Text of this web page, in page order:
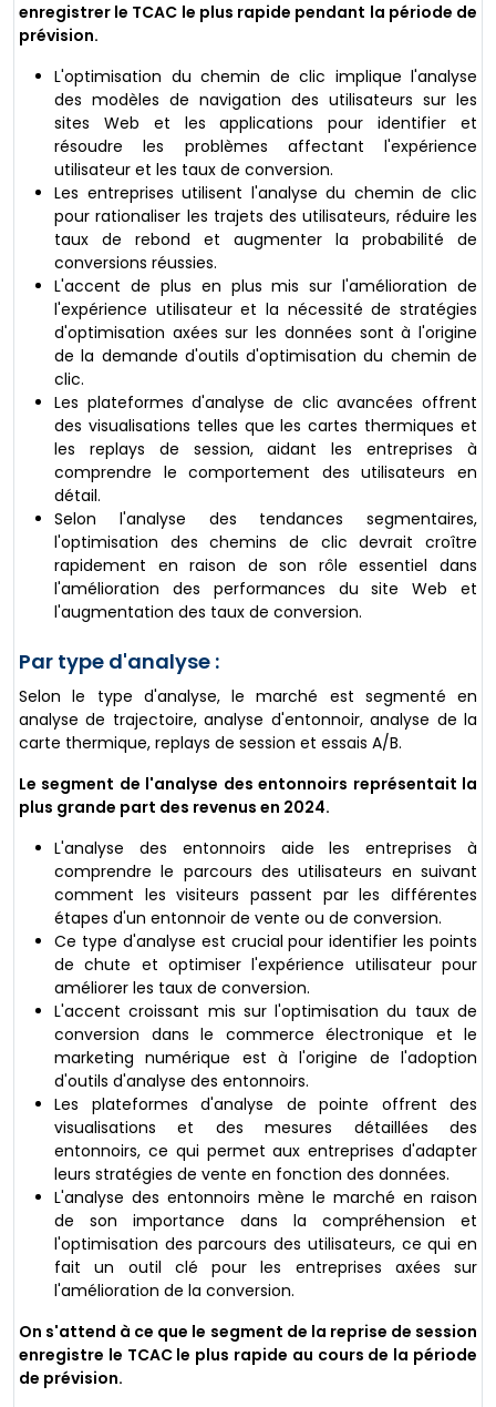
enregistrer le TCAC le plus rapide pendant la période de
prévision.
L'optimisation du chemin de clic implique l'analyse
des modèles de navigation des utilisateurs sur les
sites Web et les applications pour identifier et
résoudre les problèmes affectant l'expérience
utilisateur et les taux de conversion.
Les entreprises utilisent l'analyse du chemin de clic
pour rationaliser les trajets des utilisateurs, réduire les
taux de rebond et augmenter la probabilité de
conversions réussies.
L'accent de plus en plus mis sur l'amélioration de
l'expérience utilisateur et la nécessité de stratégies
d'optimisation axées sur les données sont à l'origine
de la demande d'outils d'optimisation du chemin de
clic.
Les plateformes d'analyse de clic avancées offrent
des visualisations telles que les cartes thermiques et
les replays de session, aidant les entreprises à
comprendre le comportement des utilisateurs en
détail.
Selon l'analyse des tendances segmentaires,
l'optimisation des chemins de clic devrait croître
rapidement en raison de son rôle essentiel dans
l'amélioration des performances du site Web et
l'augmentation des taux de conversion.
Par type d'analyse :
Selon le type d'analyse, le marché est segmenté en
analyse de trajectoire, analyse d'entonnoir, analyse de la
carte thermique, replays de session et essais A/B.
Le segment de l'analyse des entonnoirs représentait la
plus grande part des revenus en 2024.
L'analyse des entonnoirs aide les entreprises à
comprendre le parcours des utilisateurs en suivant
comment les visiteurs passent par les différentes
étapes d'un entonnoir de vente ou de conversion.
Ce type d'analyse est crucial pour identifier les points
de chute et optimiser l'expérience utilisateur pour
améliorer les taux de conversion.
L'accent croissant mis sur l'optimisation du taux de
conversion dans le commerce électronique et le
marketing numérique est à l'origine de l'adoption
d'outils d'analyse des entonnoirs.
Les plateformes d'analyse de pointe offrent des
visualisations et des mesures détaillées des
entonnoirs, ce qui permet aux entreprises d'adapter
leurs stratégies de vente en fonction des données.
L'analyse des entonnoirs mène le marché en raison
de son importance dans la compréhension et
l'optimisation des parcours des utilisateurs, ce qui en
fait un outil clé pour les entreprises axées sur
l'amélioration de la conversion.
On s'attend à ce que le segment de la reprise de session
enregistre le TCAC le plus rapide au cours de la période
de prévision.